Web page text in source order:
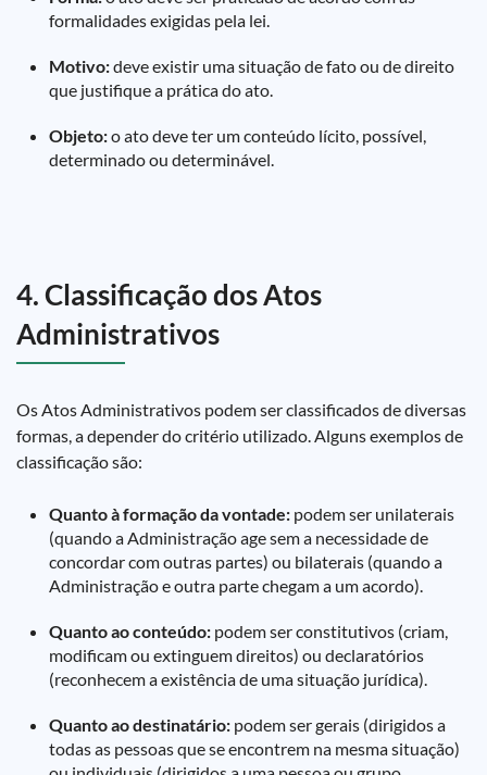
formalidades exigidas pela lei.
Motivo:deve existir uma situação de fato ou de direito
que justifique a prática do ato.
Objeto:o ato deve ter um conteúdo lícito, possível,
determinado ou determinável.
4. Classificação dos Atos
Administrativos
Os Atos Administrativos podem ser classificados de diversas
formas, a depender do critério utilizado. Alguns exemplos de
classificação são:
Quanto à formação da vontade: podem ser unilaterais
(quando a Administração age sem a necessidade de
concordar com outras partes) ou bilaterais (quando a
Administração e outra parte chegam a um acordo).
Quanto ao conteúdo: podem ser constitutivos (criam,
modificam ou extinguem direitos) ou declaratórios
(reconhecem a existência de uma situação jurídica).
Quanto ao destinatário: podem ser gerais (dirigidos a
todas as pessoas que se encontrem na mesma situação)